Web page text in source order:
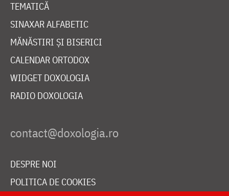
TEMATICĂ
SINAXAR ALFABETIC
MĂNĂSTIRI ȘI BISERICI
CALENDAR ORTODOX
WIDGET DOXOLOGIA
RADIO DOXOLOGIA
DESPRE NOI
POLITICA DE COOKIES